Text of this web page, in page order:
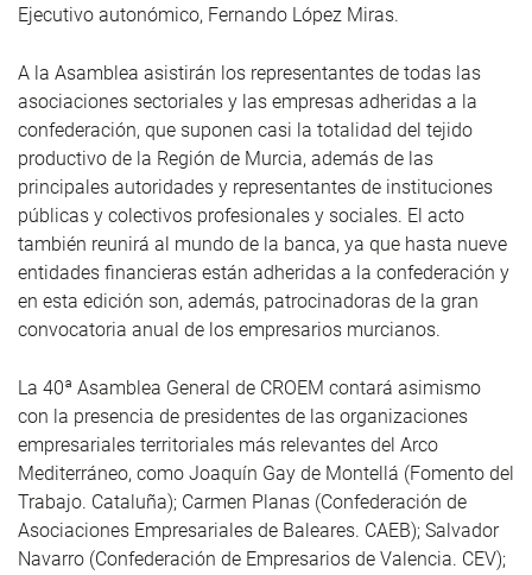
Ejecutivo autonómico, Fernando López Miras.
A la Asamblea asistirán los representantes de todas las
asociaciones sectoriales y las empresas adheridas a la
confederación, que suponen casi la totalidad del tejido
productivo de la Región de Murcia, además de las
principales autoridades y representantes de instituciones
públicas y colectivos profesionales y sociales. El acto
también reunirá al mundo de la banca, ya que hasta nueve
entidades financieras están adheridas a la confederación y
en esta edición son, además, patrocinadoras de la gran
convocatoria anual de los empresarios murcianos.
La 40ª Asamblea General de CROEM contará asimismo
con la presencia de presidentes de las organizaciones
empresariales territoriales más relevantes del Arco
Mediterráneo, como Joaquín Gay de Montellá (Fomento del
Trabajo. Cataluña); Carmen Planas (Confederación de
Asociaciones Empresariales de Baleares. CAEB); Salvador
Navarro (Confederación de Empresarios de Valencia. CEV);